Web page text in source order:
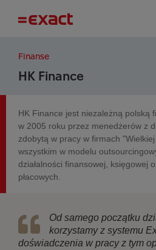
Finanse
HK Finance
HK Finance jest niezależną polską
w 2005 roku przez menedżerów z
zdobytą w pracy w firmach
wszystkim w modelu
działalności finansowej, księgowej
płacowych.
Od samego początku
korzystamy z systemu
doświadczenia w pracy z tym